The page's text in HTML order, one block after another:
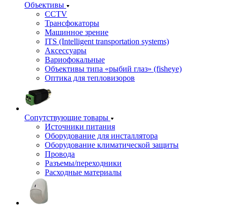
Объективы
CCTV
Трансфокаторы
Машинное зрение
ITS (Intelligent transportation systems)
Аксессуары
Вариофокальные
Объективы типа «рыбий глаз» (fisheye)
Оптика для тепловизоров
Сопутствующие товары
Источники питания
Оборудование для инсталлятора
Оборудование климатической защиты
Провода
Разъемы/переходники
Расходные материалы